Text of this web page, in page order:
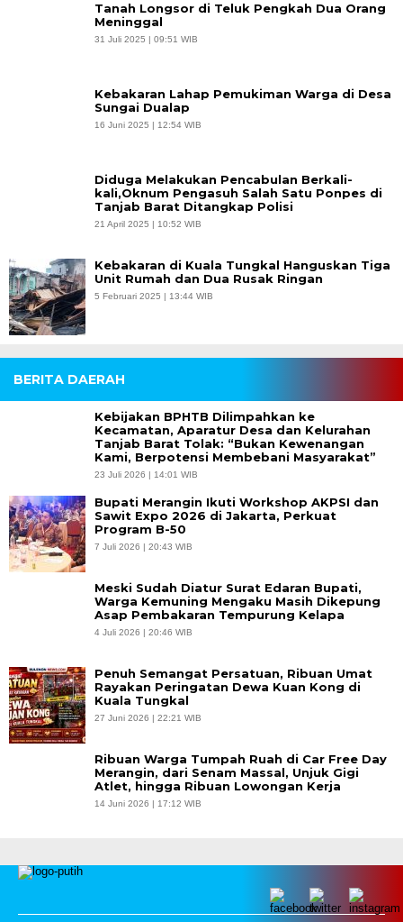
Tanah Longsor di Teluk Pengkah Dua Orang
Meninggal
31 Juli 2025 | 09:51 WIB
Kebakaran Lahap Pemukiman Warga di Desa
Sungai Dualap
16 Juni 2025 | 12:54 WIB
Diduga Melakukan Pencabulan Berkali-
kali,Oknum Pengasuh Salah Satu Ponpes di
Tanjab Barat Ditangkap Polisi
21 April 2025 | 10:52 WIB
Kebakaran di Kuala Tungkal Hanguskan Tiga
Unit Rumah dan Dua Rusak Ringan
5 Februari 2025 | 13:44 WIB
BERITA DAERAH
Kebijakan BPHTB Dilimpahkan ke
Kecamatan, Aparatur Desa dan Kelurahan
Tanjab Barat Tolak: “Bukan Kewenangan
Kami, Berpotensi Membebani Masyarakat”
23 Juli 2026 | 14:01 WIB
Bupati Merangin Ikuti Workshop AKPSI dan
Sawit Expo 2026 di Jakarta, Perkuat
Program B-50
7 Juli 2026 | 20:43 WIB
Meski Sudah Diatur Surat Edaran Bupati,
Warga Kemuning Mengaku Masih Dikepung
Asap Pembakaran Tempurung Kelapa
4 Juli 2026 | 20:46 WIB
Penuh Semangat Persatuan, Ribuan Umat
Rayakan Peringatan Dewa Kuan Kong di
Kuala Tungkal
27 Juni 2026 | 22:21 WIB
Ribuan Warga Tumpah Ruah di Car Free Day
Merangin, dari Senam Massal, Unjuk Gigi
Atlet, hingga Ribuan Lowongan Kerja
14 Juni 2026 | 17:12 WIB